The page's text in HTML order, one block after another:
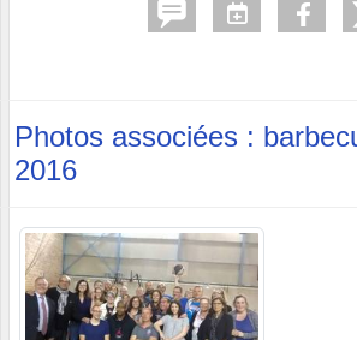
Photos associées :
2016